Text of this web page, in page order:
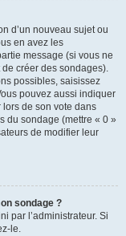
d’un nouveau sujet ou
en avez les
message (si vous ne
de créer des sondages).
possibles, saisissez
pouvez aussi indiquer
lors de son vote dans
du sondage (mettre « 0 »
de modifier leur
sondage ?
par l’administrateur. Si
le.